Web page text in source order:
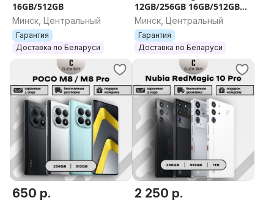
16GB/512GB
Минск, Центральный
Гарантия
Доставка по Беларуси
12GB/256GB 16GB/512GB
24GB/1TB
Минск, Центральный
Гарантия
Доставка по Беларуси
650 р. 2 250 р.